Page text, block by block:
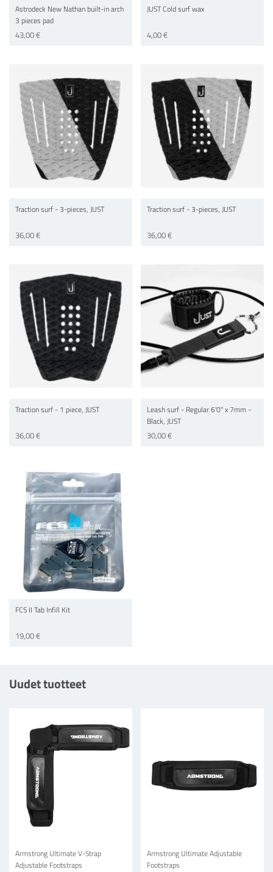
Astrodeck New Nathan built-in arch
3 pieces pad
43,00 €
JUST Cold surf wax
4,00 €
Traction surf - 3-pieces, JUST
36,00 €
Traction surf - 3-pieces, JUST
36,00 €
Traction surf - 1 piece, JUST
36,00 €
Leash surf - Regular 6'0'' x 7mm -
Black, JUST
30,00 €
FCS II Tab Infill Kit
19,00 €
Uudet tuotteet
Armstrong Ultimate V-Strap
Adjustable Footstraps
Armstrong Ultimate Adjustable
Footstraps